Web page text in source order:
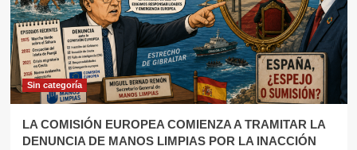
Sin categoría
LA COMISIÓN EUROPEA COMIENZA A TRAMITAR LA
DENUNCIA DE MANOS LIMPIAS POR LA INACCIÓN